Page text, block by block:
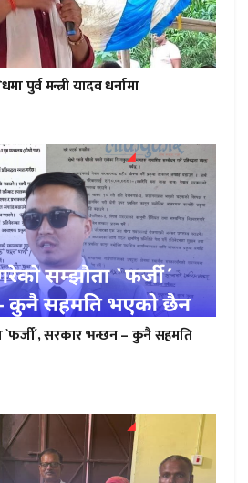
पुर्व मन्त्री यादव धर्नामा
`फर्जी´, सरकार भन्छन – कुनै सहमति